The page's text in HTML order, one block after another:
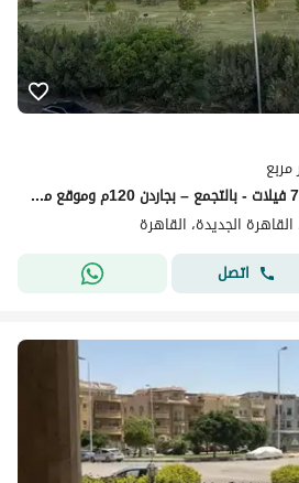
دوبلكس للبيع في الياسمين 7 فيلات - بالتجمع – بجاردن 120م وموقع مميز
اتصل